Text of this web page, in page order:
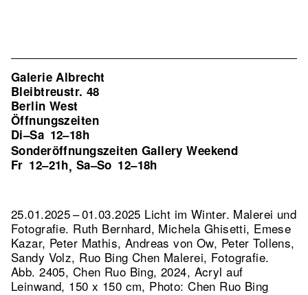
Galerie Albrecht
Bleibtreustr. 48
Berlin West
Öffnungszeiten
Di–Sa 12–18h
Sonderöffnungszeiten Gallery Weekend
Fr 12–21h, Sa–So 12–18h
25.01.2025 – 01.03.2025 Licht im Winter. Malerei und
Fotografie. Ruth Bernhard, Michela Ghisetti, Emese
Kazar, Peter Mathis, Andreas von Ow, Peter Tollens,
Sandy Volz, Ruo Bing Chen Malerei, Fotografie.
Abb. 2405, Chen Ruo Bing, 2024, Acryl auf
Leinwand, 150 x 150 cm, Photo: Chen Ruo Bing